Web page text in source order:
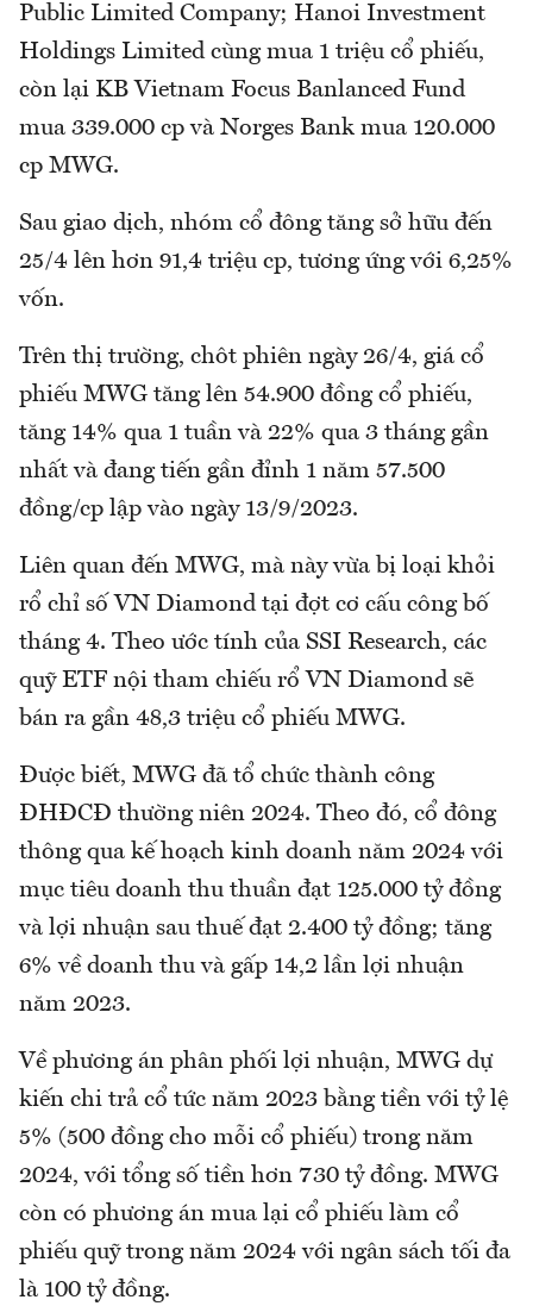
Public Limited Company; Hanoi Investment
Holdings Limited cùng mua 1 triệu cổ phiếu,
còn lại KB Vietnam Focus Banlanced Fund
mua 339.000 cp và Norges Bank mua 120.000
cp MWG.
Sau giao dịch, nhóm cổ đông tăng sở hữu đến
25/4 lên hơn 91,4 triệu cp, tương ứng với 6,25%
vốn.
Trên thị trường, chôt phiên ngày 26/4, giá cổ
phiếu MWG tăng lên 54.900 đồng cổ phiếu,
tăng 14% qua 1 tuần và 22% qua 3 tháng gần
nhất và đang tiến gần đỉnh 1 năm 57.500
đồng/cp lập vào ngày 13/9/2023.
Liên quan đến MWG, mà này vừa bị loại khỏi
rổ chỉ số VN Diamond tại đợt cơ cấu công bố
tháng 4. Theo ước tính của SSI Research, các
quỹ ETF nội tham chiếu rổ VN Diamond sẽ
bán ra gần 48,3 triệu cổ phiếu MWG.
Được biết, MWG đã tổ chức thành công
ĐHĐCĐ thường niên 2024. Theo đó, cổ đông
thông qua kế hoạch kinh doanh năm 2024 với
mục tiêu doanh thu thuần đạt 125.000 tỷ đồng
và lợi nhuận sau thuế đạt 2.400 tỷ đồng; tăng
6% về doanh thu và gấp 14,2 lần lợi nhuận
năm 2023.
Về phương án phân phối lợi nhuận, MWG dự
kiến chi trả cổ tức năm 2023 bằng tiền với tỷ lệ
5% (500 đồng cho mỗi cổ phiếu) trong năm
2024, với tổng số tiền hơn 730 tỷ đồng. MWG
còn có phương án mua lại cổ phiếu làm cổ
phiếu quỹ trong năm 2024 với ngân sách tối đa
là 100 tỷ đồng.